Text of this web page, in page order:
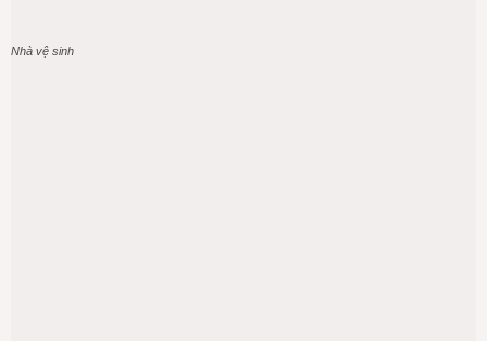
Nhà vệ sinh